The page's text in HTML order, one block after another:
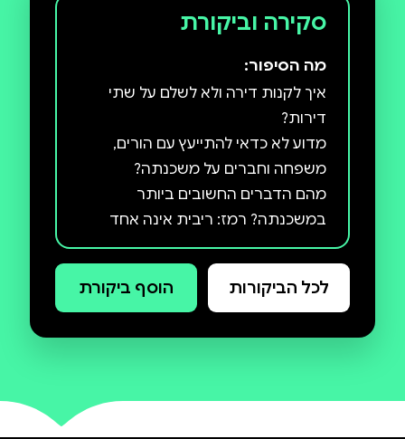
סקירה וביקורת
מה הסיפור:
איך לקנות דירה ולא לשלם על שתי
מדוע לא כדאי להתייעץ עם הורים,
מהם הדברים החשובים ביותר
במשכנתה? רמז: ריבית אינה אחד
ועוד המון תובנות כלכליות פרי לימודי
כלכלה(+תואר שני), עשור בבנק ושני
לכל הביקורות הוסף ביקורת